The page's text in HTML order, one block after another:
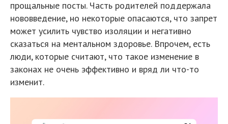
прощальные посты. Часть родителей поддержала
нововведение, но некоторые опасаются, что запрет
может усилить чувство изоляции и негативно
сказаться на ментальном здоровье. Впрочем, есть
люди, которые считают, что такое изменение в
законах не очень эффективно и вряд ли что-то
изменит.